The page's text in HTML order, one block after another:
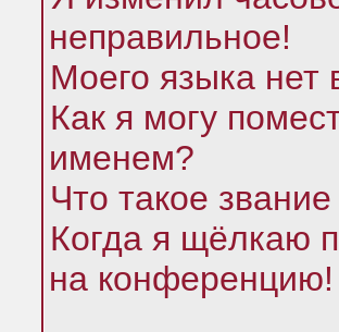
неправильное!
Моего языка нет
Как я могу
именем?
Что такое
Когда я щёлкаю
на конференцию!